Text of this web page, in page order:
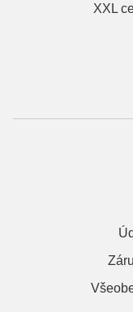
XXL